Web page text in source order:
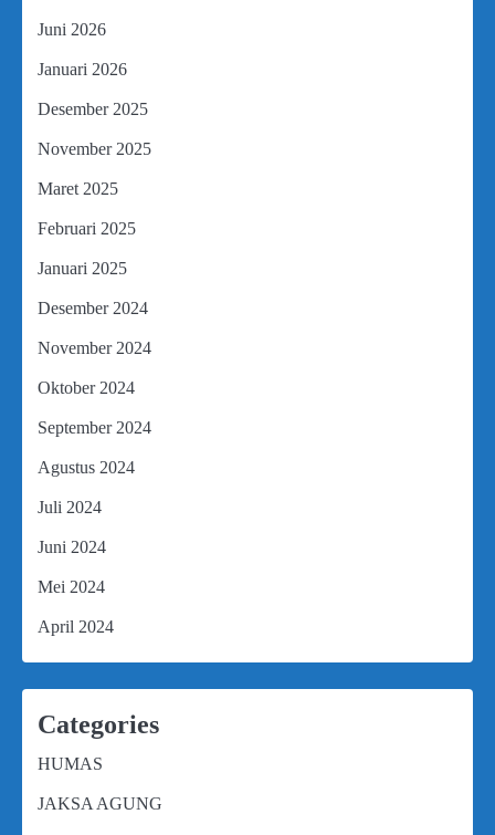
Juni 2026
Januari 2026
Desember 2025
November 2025
Maret 2025
Februari 2025
Januari 2025
Desember 2024
November 2024
Oktober 2024
September 2024
Agustus 2024
Juli 2024
Juni 2024
Mei 2024
April 2024
Categories
HUMAS
JAKSA AGUNG